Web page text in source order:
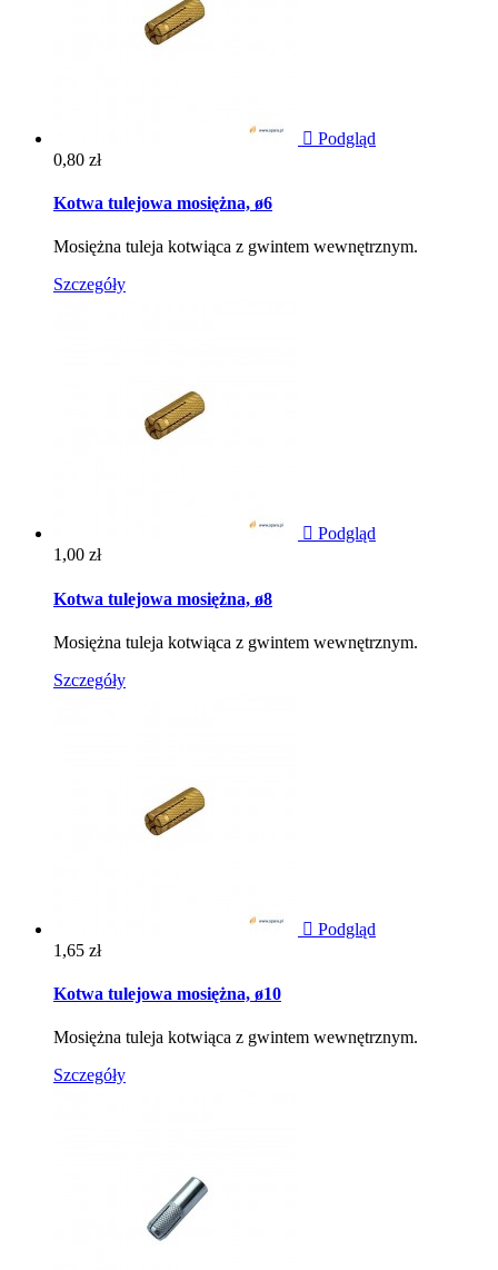
 Podgląd
Cena
0,80 zł
Kotwa tulejowa mosiężna, ø6
Mosiężna tuleja kotwiąca z gwintem wewnętrznym.
Szczegóły
 Podgląd
Cena
1,00 zł
Kotwa tulejowa mosiężna, ø8
Mosiężna tuleja kotwiąca z gwintem wewnętrznym.
Szczegóły
 Podgląd
Cena
1,65 zł
Kotwa tulejowa mosiężna, ø10
Mosiężna tuleja kotwiąca z gwintem wewnętrznym.
Szczegóły